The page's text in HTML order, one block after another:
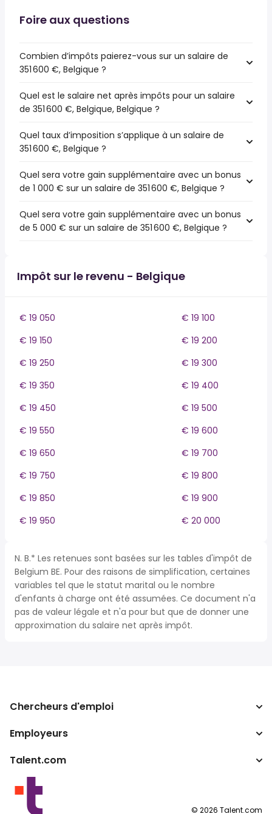
Foire aux questions
Combien d’impôts paierez-vous sur un salaire de
351 600 €, Belgique ?
Quel est le salaire net après impôts pour un salaire
de 351 600 €, Belgique, Belgique ?
Quel taux d’imposition s’applique à un salaire de
351 600 €, Belgique ?
Quel sera votre gain supplémentaire avec un bonus
de 1 000 € sur un salaire de 351 600 €, Belgique ?
Quel sera votre gain supplémentaire avec un bonus
de 5 000 € sur un salaire de 351 600 €, Belgique ?
Impôt sur le revenu - Belgique
€ 19 050
€ 19 100
€ 19 150
€ 19 200
€ 19 250
€ 19 300
€ 19 350
€ 19 400
€ 19 450
€ 19 500
€ 19 550
€ 19 600
€ 19 650
€ 19 700
€ 19 750
€ 19 800
€ 19 850
€ 19 900
€ 19 950
€ 20 000
N. B.* Les retenues sont basées sur les tables d'impôt de
Belgium BE. Pour des raisons de simplification, certaines
variables tel que le statut marital ou le nombre
d'enfants à charge ont été assumées. Ce document n'a
pas de valeur légale et n'a pour but que de donner une
approximation du salaire net après impôt.
Chercheurs d'emploi
Recherche d'emploi
Convertisseur de salaire
Employeurs
Entreprises
Programmes partenaires
Talent.com
Autres pays
Conditions d’utilisation
© 2026 Talent.com